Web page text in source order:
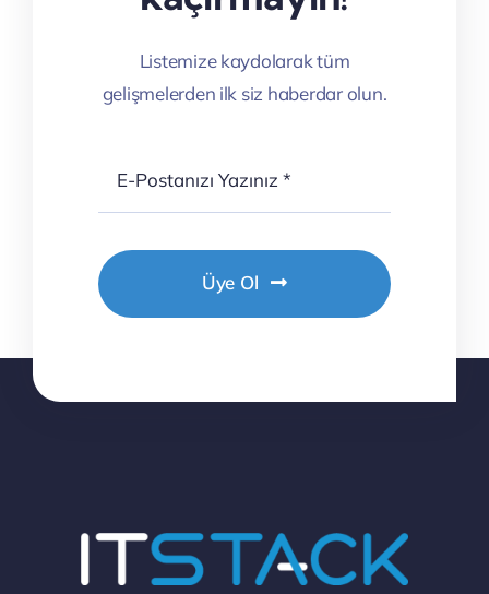
Listemize kaydolarak tüm
gelişmelerden ilk siz haberdar olun.
Üye Ol